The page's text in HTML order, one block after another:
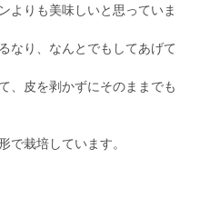
よりも美味しいと思っていま
なり、なんとでもしてあげて
、皮を剥かずにそのままでも
で栽培しています。